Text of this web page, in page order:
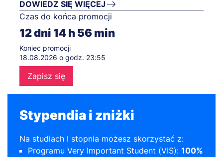
DOWIEDZ SIĘ WIĘCEJ
Czas do końca promocji
12dni 14h56min
Koniec promocji
18.08.2026 o godz. 23:55
Zapisz się
Stypendia i zniżki
Na studiach I stopnia możesz skorzystać z:
Programu Very Important Student (VIS): 100%